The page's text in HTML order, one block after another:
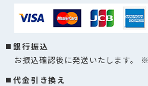
銀行振込
お振込確認後に発送いたします。
代金引き換え